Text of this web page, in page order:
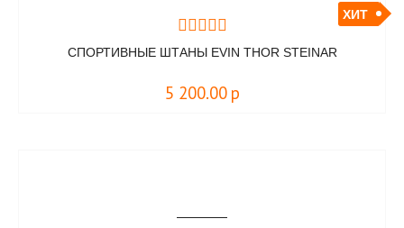
ХИТ
СПОРТИВНЫЕ ШТАНЫ EVIN THOR STEINAR
5 200.00 р